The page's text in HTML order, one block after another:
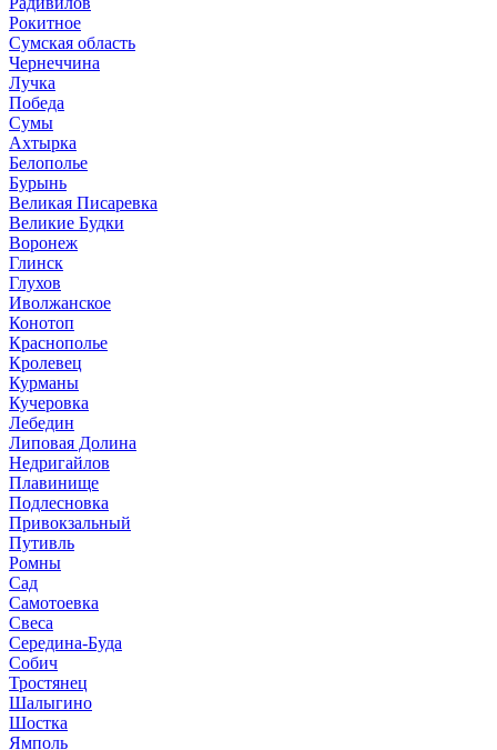
Рокитное
Сумская область
Чернеччина
Лучка
Победа
Сумы
Ахтырка
Белополье
Бурынь
Великая Писаревка
Великие Будки
Воронеж
Глинск
Глухов
Иволжанское
Конотоп
Краснополье
Кролевец
Курманы
Кучеровка
Лебедин
Липовая Долина
Недригайлов
Плавинище
Подлесновка
Привокзальный
Путивль
Ромны
Сад
Самотоевка
Свеса
Середина-Буда
Собич
Тростянец
Шалыгино
Шостка
Ямполь